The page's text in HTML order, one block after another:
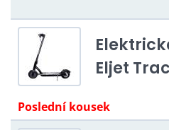
Eljet
Poslední kousek